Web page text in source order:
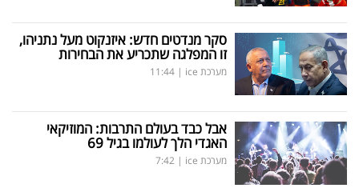
סקר מנדטים חדש: איזנקוט מעל נתניהו,
זו המפלגה שתכריע את הבחירות
מערכת ice |
11:44
אבל כבד בעולם התרבות: המוזיקאי
האגדי הלך לעולמו בגיל 69
מערכת ice |
7:42